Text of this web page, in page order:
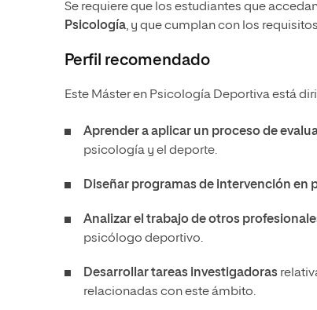
Se requiere que los estudiantes que
Psicología, y que cumplan con los
Perfil recomendado
Este Máster en Psicología Deportiva está
Aprender a aplicar un proceso de
psicología y el deporte.
Diseñar programas de intervención en
Analizar el trabajo de otros
psicólogo deportivo.
Desarrollar tareas investigadoras
relacionadas con este ámbito.